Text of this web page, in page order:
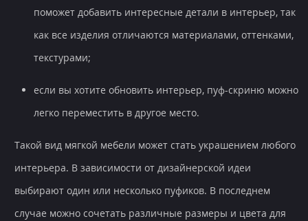
поможет добавить интересные детали в интерьер, так
как все изделия отличаются материалами, оттенками,
текстурами;
если вы хотите обновить интерьер, пуф-скриню можно
легко переместить в другое место.
Такой вид мягкой мебели может стать украшением любого
интерьера. В зависимости от дизайнерской идеи
выбирают один или несколько пуфиков. В последнем
случае можно сочетать различные размеры и цвета для